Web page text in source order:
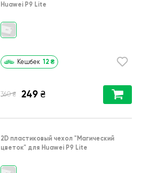
Huawei P9 Lite
Кешбек 12 ₴
360 ₴ 249 ₴
2D пластиковый чехол "Магический
цветок" для Huawei P9 Lite